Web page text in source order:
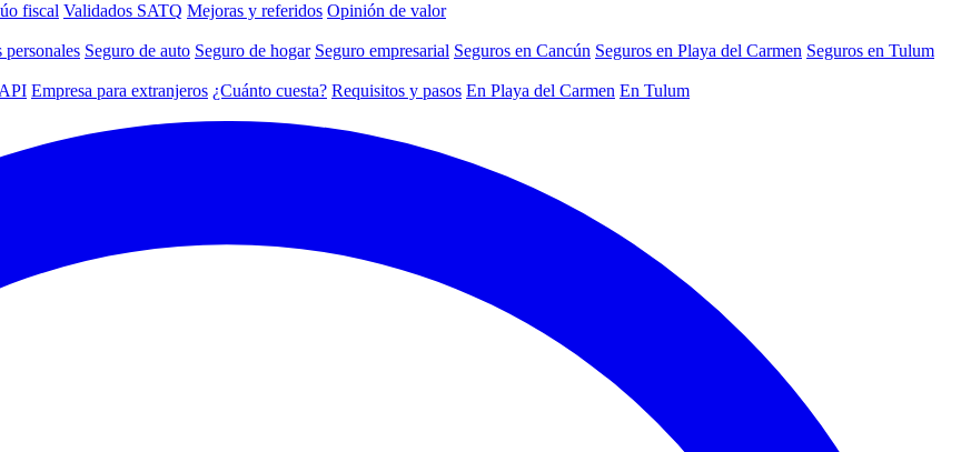
fiscal Validados SATQ Mejoras y referidos Opinión de valor
personales Seguro de auto Seguro de hogar Seguro empresarial Seguros en Cancún Seguros en Playa del Carmen Seguros en Tulum
Empresa para extranjeros ¿Cuánto cuesta? Requisitos y pasos En Playa del Carmen En Tulum